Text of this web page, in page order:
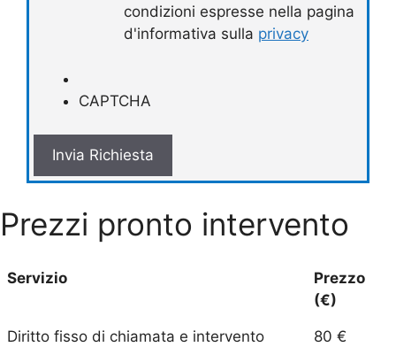
condizioni espresse nella pagina
d'informativa sulla privacy
CAPTCHA
Prezzi pronto intervento
Servizio
Prezzo
(€)
Diritto fisso di chiamata e intervento
80 €